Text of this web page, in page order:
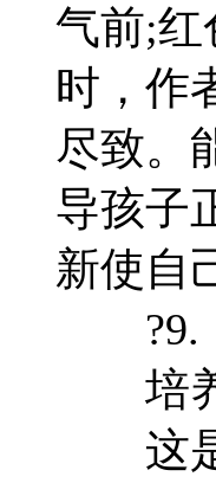
气前;
时，作
尽致。
导孩子
新使自
?9.《
培养
这是